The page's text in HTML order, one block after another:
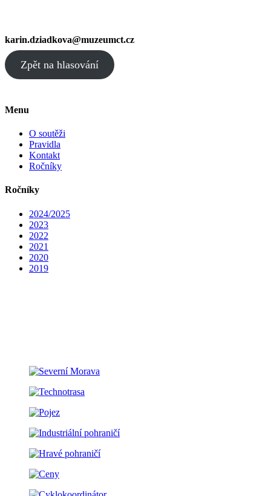
karin.dziadkova@muzeumct.cz
Zpět na hlasování
Menu
O soutěži
Pravidla
Kontakt
Ročníky
Ročníky
2024/2025
2023
2022
2021
2020
2019